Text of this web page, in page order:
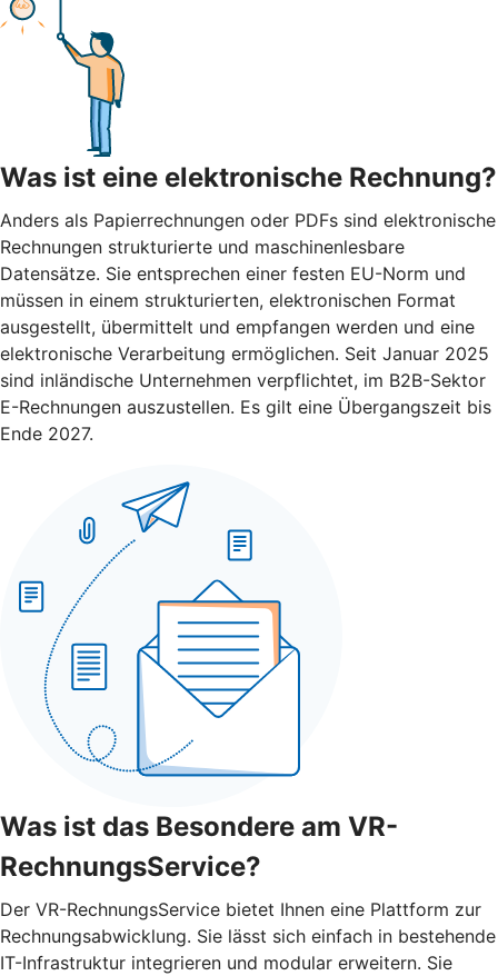
Was ist eine elektronische Rechnung?
Anders als Papierrechnungen oder PDFs sind elektronische
Rechnungen strukturierte und maschinenlesbare
Datensätze. Sie entsprechen einer festen EU-Norm und
müssen in einem strukturierten, elektronischen Format
ausgestellt, übermittelt und empfangen werden und eine
elektronische Verarbeitung ermöglichen. Seit Januar 2025
sind inländische Unternehmen verpflichtet, im B2B-Sektor
E-Rechnungen auszustellen. Es gilt eine Übergangszeit bis
Ende 2027.
Was ist das Besondere am VR-
RechnungsService?
Der VR-RechnungsService bietet Ihnen eine Plattform zur
Rechnungsabwicklung. Sie lässt sich einfach in bestehende
IT-Infrastruktur integrieren und modular erweitern. Sie